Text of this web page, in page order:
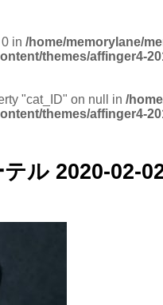
in /home/memorylane/
themes/affinger4-
"cat_ID" on null in /
themes/affinger4-
ル 2020-02-